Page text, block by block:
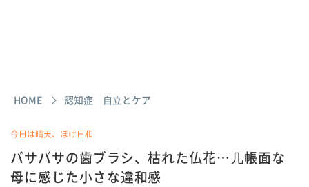
HOME 認知症 自立とケア
今日は晴天、ぼけ日和
バサバサの歯ブラシ、枯れた仏花…几帳面な
母に感じた小さな違和感